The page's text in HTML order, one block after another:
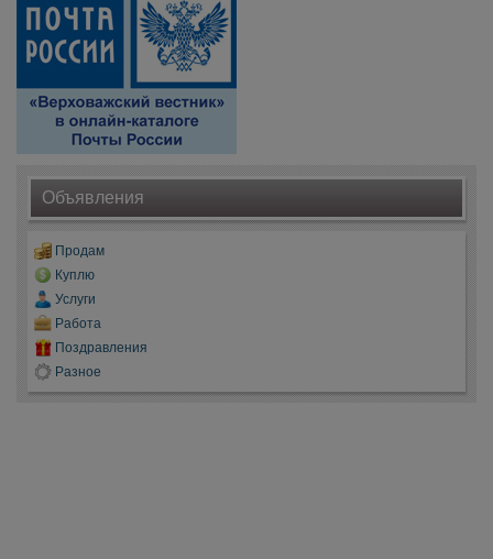
Объявления
Продам
Куплю
Услуги
Работа
Поздравления
Разное